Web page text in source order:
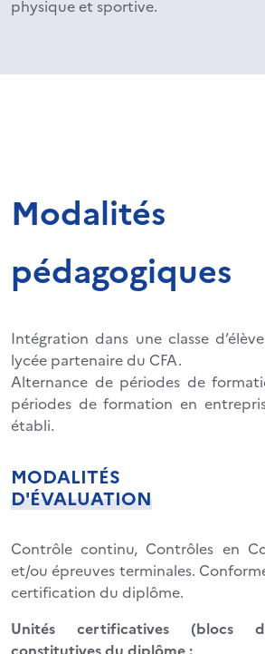
physique et sportive.
Modalités
pédagogiques
Intégration dans une classe
lycée partenaire du CFA.
Alternance de périodes de
périodes de formation en
établi.
MODALITÉS
D'ÉVALUATION
Contrôle continu, Contrôles en
et/ou épreuves terminales.
certification du diplôme.
Unités certificatives (blocs
constitutives du diplôme :